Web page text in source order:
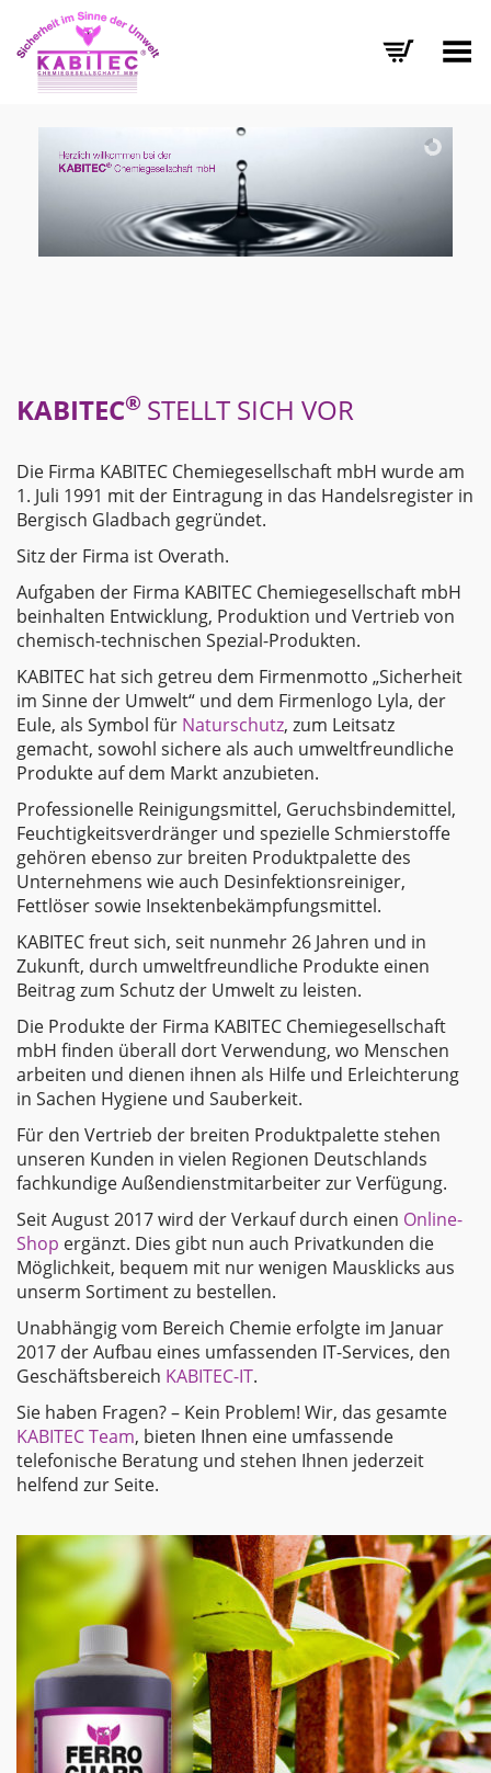
Menü umschalten
KABITEC® STELLT SICH VOR
Die Firma KABITEC Chemiegesellschaft mbH wurde am
1. Juli 1991 mit der Eintragung in das Handelsregister in
Bergisch Gladbach gegründet.
Sitz der Firma ist Overath.
Aufgaben der Firma KABITEC Chemiegesellschaft mbH
beinhalten Entwicklung, Produktion und Vertrieb von
chemisch-technischen Spezial-Produkten.
KABITEC hat sich getreu dem Firmenmotto „Sicherheit
im Sinne der Umwelt“ und dem Firmenlogo Lyla, der
Eule, als Symbol für Naturschutz, zum Leitsatz
gemacht, sowohl sichere als auch umweltfreundliche
Produkte auf dem Markt anzubieten.
Professionelle Reinigungsmittel, Geruchsbindemittel,
Feuchtigkeitsverdränger und spezielle Schmierstoffe
gehören ebenso zur breiten Produktpalette des
Unternehmens wie auch Desinfektionsreiniger,
Fettlöser sowie Insektenbekämpfungsmittel.
KABITEC freut sich, seit nunmehr 26 Jahren und in
Zukunft, durch umweltfreundliche Produkte einen
Beitrag zum Schutz der Umwelt zu leisten.
Die Produkte der Firma KABITEC Chemiegesellschaft
mbH finden überall dort Verwendung, wo Menschen
arbeiten und dienen ihnen als Hilfe und Erleichterung
in Sachen Hygiene und Sauberkeit.
Für den Vertrieb der breiten Produktpalette stehen
unseren Kunden in vielen Regionen Deutschlands
fachkundige Außendienstmitarbeiter zur Verfügung.
Seit August 2017 wird der Verkauf durch einen Online-
Shop ergänzt. Dies gibt nun auch Privatkunden die
Möglichkeit, bequem mit nur wenigen Mausklicks aus
unserm Sortiment zu bestellen.
Unabhängig vom Bereich Chemie erfolgte im Januar
2017 der Aufbau eines umfassenden IT-Services, den
Geschäftsbereich KABITEC-IT.
Sie haben Fragen? – Kein Problem! Wir, das gesamte
KABITEC Team, bieten Ihnen eine umfassende
telefonische Beratung und stehen Ihnen jederzeit
helfend zur Seite.